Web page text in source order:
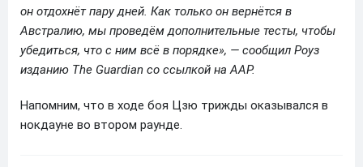
он отдохнёт пару дней. Как только он вернётся в
Австралию, мы проведём дополнительные тесты, чтобы
убедиться, что с ним всё в порядке», — сообщил Роуз
изданию The Guardian со ссылкой на AAP.
Напомним, что в ходе боя Цзю трижды оказывался в
нокдауне во втором раунде.